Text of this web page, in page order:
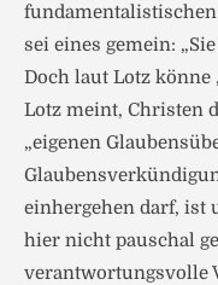
sei eines gemein:
Doch laut Lotz könne
Lotz meint, Christen
„eigenen
einhergehen darf, ist
hier nicht pauschal
verantwortungsvolle